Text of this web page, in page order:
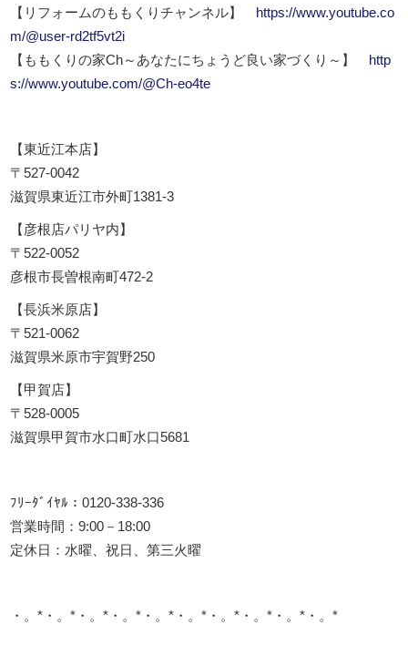
【リフォームのももくりチャンネル】
https://www.youtube.co
m/@user-rd2tf5vt2i
【ももくりの家Ch～あなたにちょうど良い家づくり～】
http
s://www.youtube.com/@Ch-eo4te
【東近江本店】
〒527-0042
滋賀県東近江市外町1381-3
【彦根店パリヤ内】
〒522-0052
彦根市長曽根南町472-2
【長浜米原店】
〒521-0062
滋賀県米原市宇賀野250
【甲賀店】
〒528-0005
滋賀県甲賀市水口町水口5681
ﾌﾘｰﾀﾞｲﾔﾙ：0120-338-336
営業時間：9:00－18:00
定休日：水曜、祝日、第三火曜
・。*・。*・。*・。*・。*・。*・。*・。*・。*・。*